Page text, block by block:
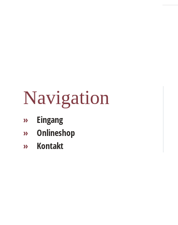
Navigation
Eingang
Onlineshop
Kontakt